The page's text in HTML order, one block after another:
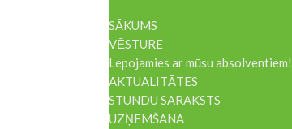
SĀKUMS
VĒSTURE
Lepojamies ar mūsu absolventiem!
AKTUALITĀTES
STUNDU SARAKSTS
UZŅEMŠANA